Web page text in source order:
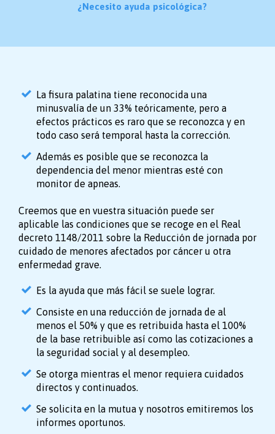
¿Necesito ayuda psicológica?
La fisura palatina tiene reconocida una
minusvalía de un 33% teóricamente, pero a
efectos prácticos es raro que se reconozca y en
todo caso será temporal hasta la corrección.
Además es posible que se reconozca la
dependencia del menor mientras esté con
monitor de apneas.
Creemos que en vuestra situación puede ser
aplicable las condiciones que se recoge en el Real
decreto 1148/2011 sobre la Reducción de jornada por
cuidado de menores afectados por cáncer u otra
enfermedad grave.
Es la ayuda que más fácil se suele lograr.
Consiste en una reducción de jornada de al
menos el 50% y que es retribuida hasta el 100%
de la base retribuible así como las cotizaciones a
la seguridad social y al desempleo.
Se otorga mientras el menor requiera cuidados
directos y continuados.
Se solicita en la mutua y nosotros emitiremos los
informes oportunos.